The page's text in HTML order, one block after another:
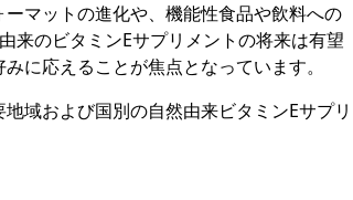
マットの進化や、機能性食品や飲料への
来のビタミンEサプリメントの将来は有望
に応えることが焦点となっています。
域および国別の自然由来ビタミンEサプリ